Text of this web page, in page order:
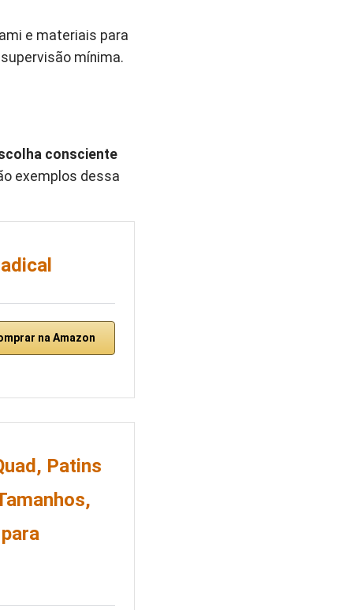
e materiais para
mínima.
consciente
exemplos dessa
na Amazon
Patins